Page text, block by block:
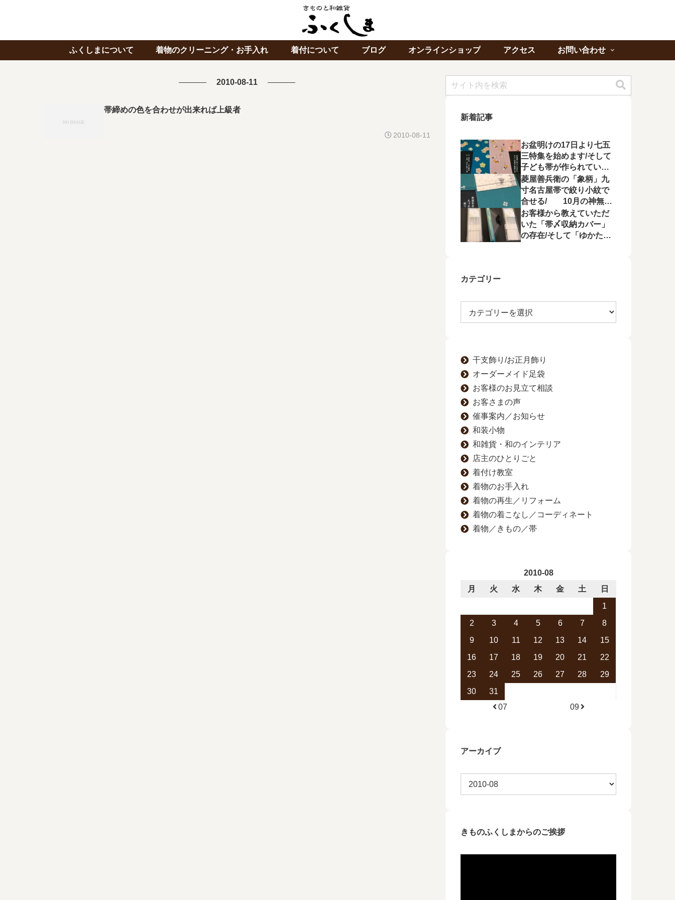
ふくしまについて 着物のクリーニング・お手入れ 着付について ブログ オンラインショップ アクセス お問い合わせ
2010-08-11
帯締めの色を合わせが出来れば上級者
2010-08-11
新着記事
お盆明けの17日より七五
三特集を始めます/そして
子ども帯が作られてい状
況に不満を漏らす
菱屋善兵衛の「象柄」九
寸名古屋帯で絞り小紋で
合せる/ 10月の神無月
の会にて菱屋善兵衛の帯
を特集！
お客様から教えていただ
いた「帯〆収納カバー」
の存在/そして「ゆかたの
カテゴリー
干支飾り/お正月飾り
オーダーメイド足袋
お客様のお見立て相談
お客さまの声
催事案内／お知らせ
和装小物
和雑貨・和のインテリア
店主のひとりごと
着付け教室
着物のお手入れ
着物の再生／リフォーム
着物の着こなし／コーディネート
着物／きもの／帯
2010-08
月
火 水 木 金 土
日
1
2
3 4 5 6 7
8
9
10 11 12 13 14
15
16
17 18 19 20 21
22
23
24 25 26 27 28
29
30
31
07
09
アーカイブ
きものふくしまからのご挨拶